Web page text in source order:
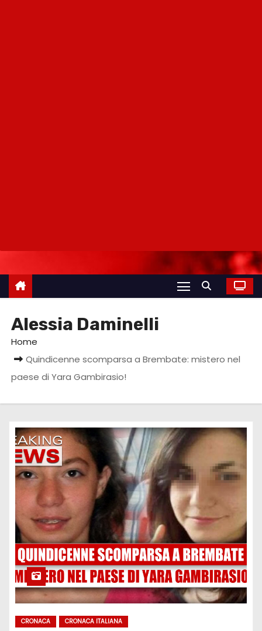
Alessia Daminelli
Home
Quindicenne scomparsa a Brembate: mistero nel
paese di Yara Gambirasio!
CRONACA CRONACA ITALIANA